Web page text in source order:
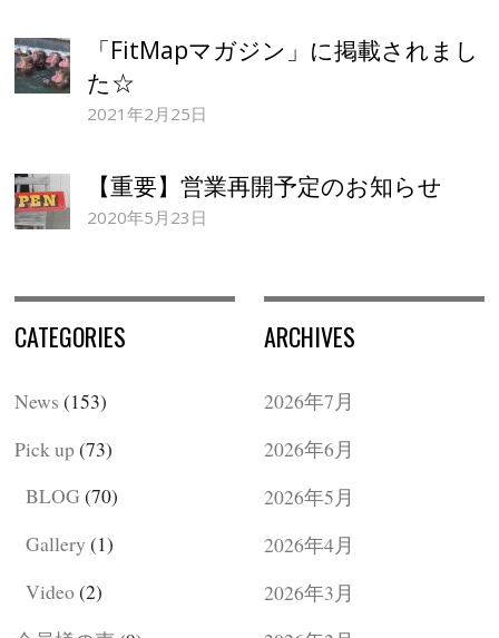
「FitMapマガジン」に掲載されまし
た☆
2021年2月25日
【重要】営業再開予定のお知らせ
2020年5月23日
CATEGORIES
News (153)
Pick up(73)
BLOG (70)
Gallery (1)
Video(2)
ARCHIVES
2026年7月
2026年6月
2026年5月
2026年4月
2026年3月